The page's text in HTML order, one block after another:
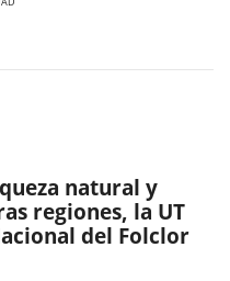
natural y
regiones, la UT
del Folclor